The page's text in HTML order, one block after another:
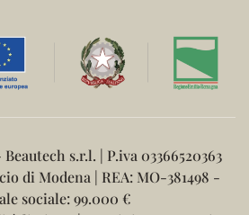
s.r.l. | P.iva 03366520363
di Modena | REA: MO-381498 -
sociale: 99.000 €